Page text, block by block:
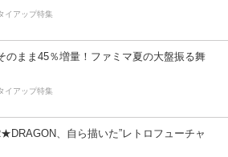
イアップ特集
のまま45％増量！ファミマ夏の大盤振る舞
イアップ特集
、自ら描いた”レトロフューチャ